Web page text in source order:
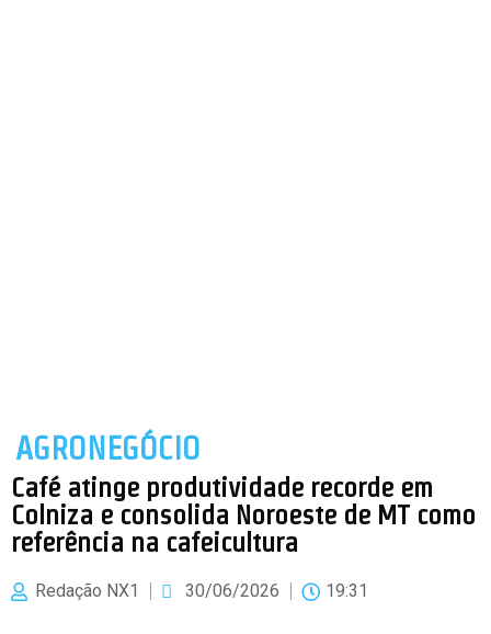
AGRONEGÓCIO
Café atinge produtividade recorde em
Colniza e consolida Noroeste de MT como
referência na cafeicultura
Redação NX1 30/06/2026 19:31